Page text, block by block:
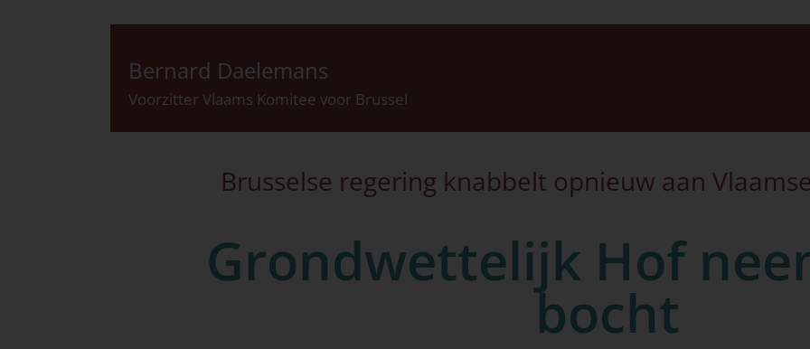
Bernard Daelemans
Voorzitter Vlaams Komitee voor Brussel
Brusselse regering knabbelt opnieuw aan
Grondwettelijk Hof
bocht